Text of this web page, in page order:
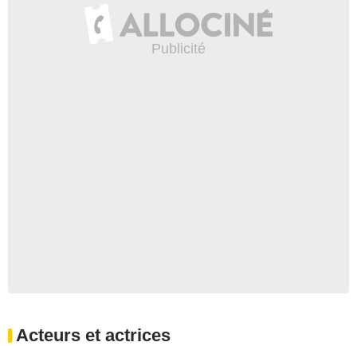
Acteurs et actrices